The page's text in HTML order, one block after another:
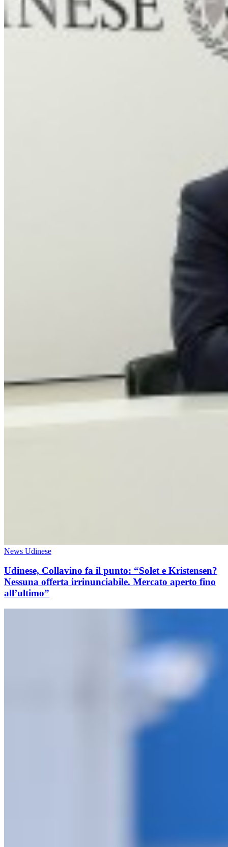
News Udinese
Udinese, Collavino fa il punto: “Solet e Kristensen?
Nessuna offerta irrinunciabile. Mercato aperto fino
all’ultimo”